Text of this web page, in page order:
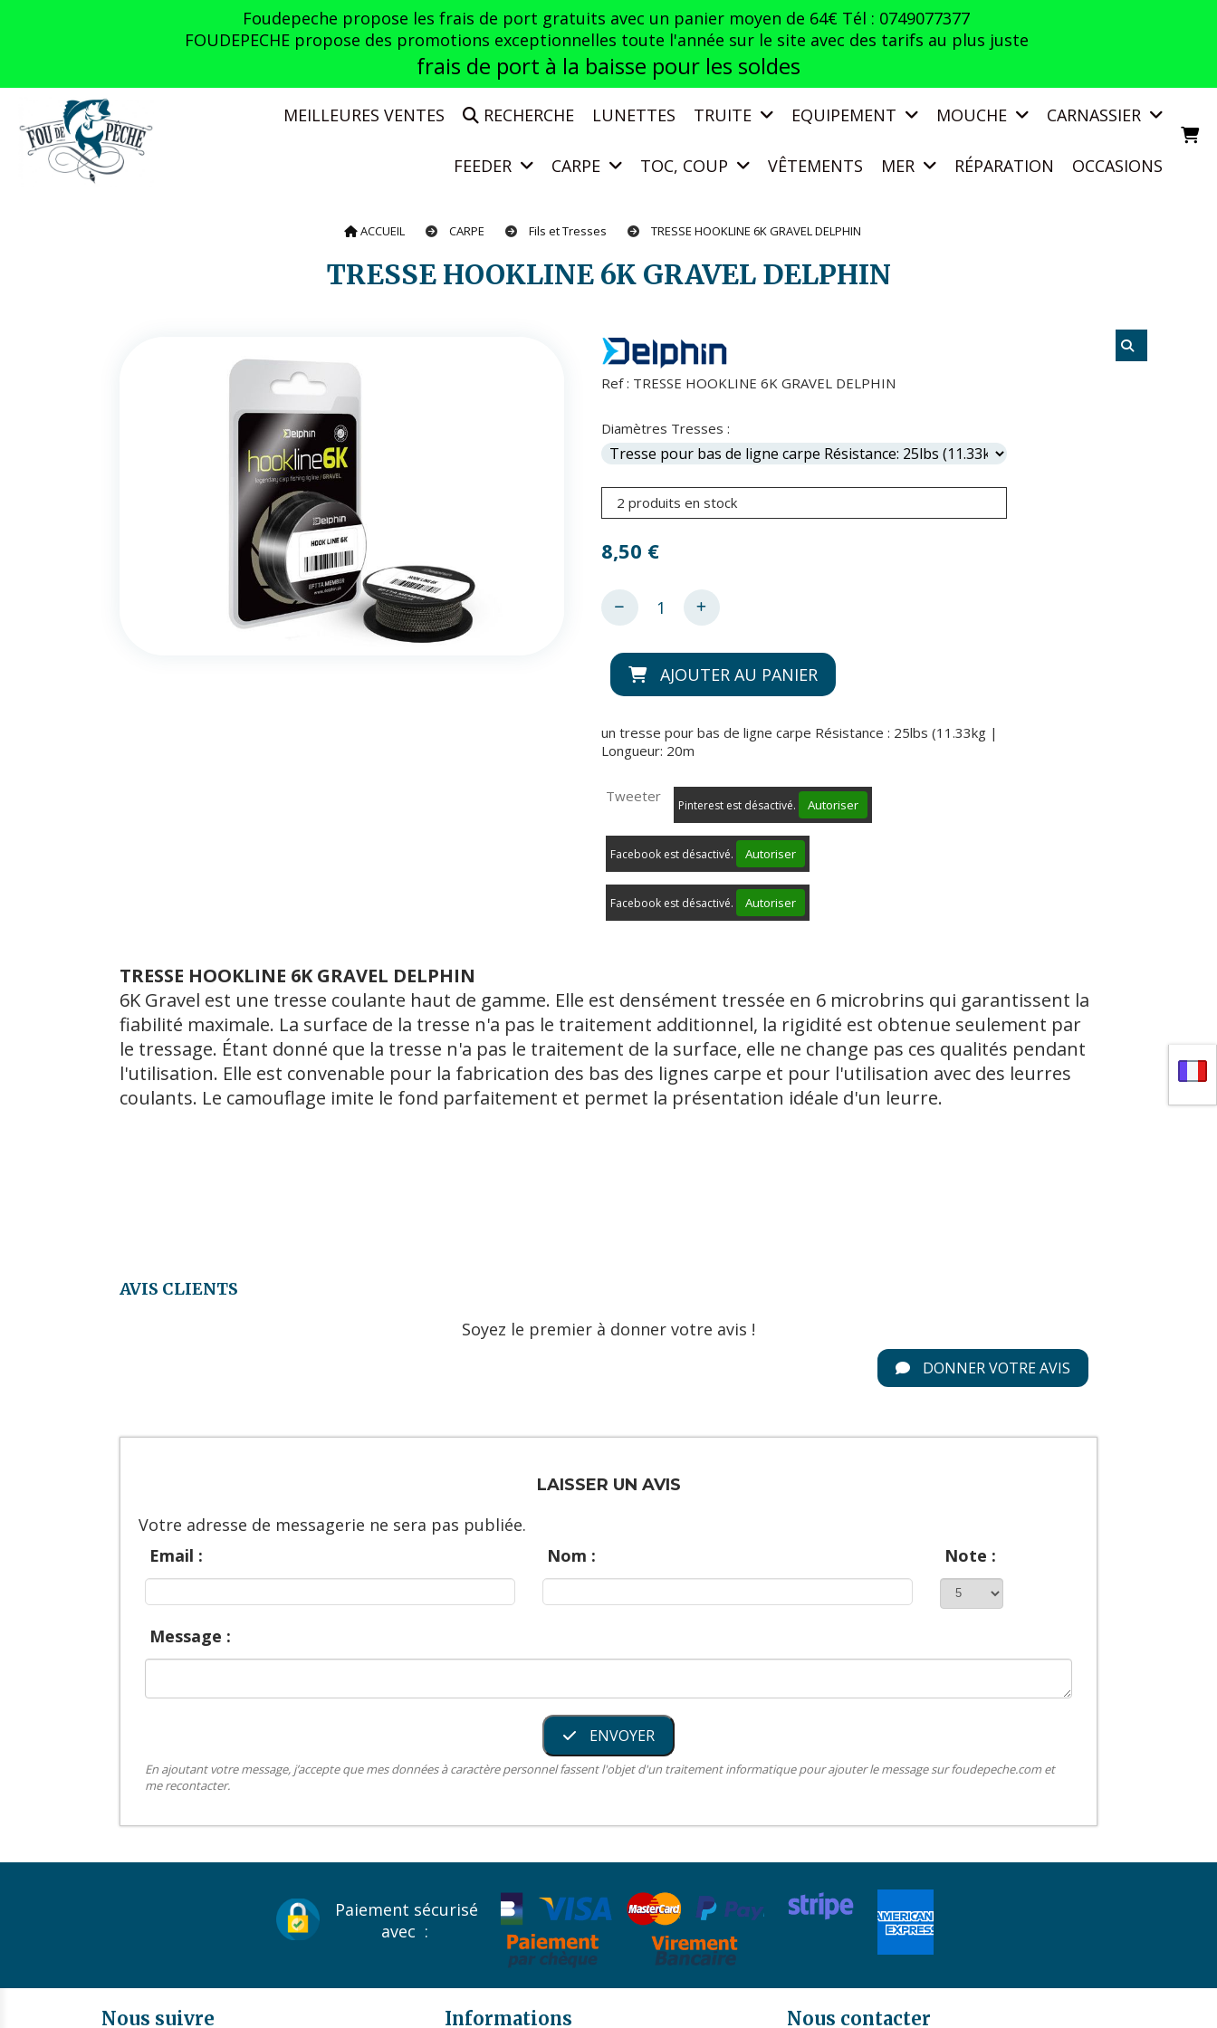
Foudepeche propose les frais de port gratuits avec un panier moyen de 64€ Tél : 0749077377
FOUDEPECHE propose des promotions exceptionnelles toute l'année sur le site avec des tarifs au plus juste
frais de port à la baisse pour les soldes
MEILLEURES VENTES RECHERCHE LUNETTES TRUITE EQUIPEMENT MOUCHE CARNASSIER
FEEDER CARPE TOC, COUP VÊTEMENTS MER RÉPARATION OCCASIONS
ACCUEIL CARPE Fils et Tresses TRESSE HOOKLINE 6K GRAVEL DELPHIN
TRESSE HOOKLINE 6K GRAVEL DELPHIN
Ref : TRESSE HOOKLINE 6K GRAVEL DELPHIN
Diamètres Tresses :
2 produits en stock
8,50 €
AJOUTER AU PANIER
un tresse pour bas de ligne carpe Résistance : 25lbs (11.33kg |
Longueur: 20m
Tweeter
Pinterest est désactivé. Autoriser
Facebook est désactivé. Autoriser
Facebook est désactivé. Autoriser
TRESSE HOOKLINE 6K GRAVEL DELPHIN
6K Gravel est une tresse coulante haut de gamme. Elle est densément tressée en 6 microbrins qui garantissent la
fiabilité maximale. La surface de la tresse n'a pas le traitement additionnel, la rigidité est obtenue seulement par
le tressage. Étant donné que la tresse n'a pas le traitement de la surface, elle ne change pas ces qualités pendant
l'utilisation. Elle est convenable pour la fabrication des bas des lignes carpe et pour l'utilisation avec des leurres
coulants. Le camouflage imite le fond parfaitement et permet la présentation idéale d'un leurre.
AVIS CLIENTS
Soyez le premier à donner votre avis !
DONNER VOTRE AVIS
LAISSER UN AVIS
Votre adresse de messagerie ne sera pas publiée.
Email :
Nom : Note :
Message :
ENVOYER
En ajoutant votre message, j’accepte que mes données à caractère personnel fassent l'objet d'un traitement informatique pour ajouter le message sur foudepeche.com et
me recontacter.
Paiement sécurisé
avec :
Nous suivre Informations Nous contacter